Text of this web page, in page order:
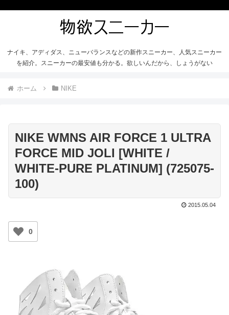
ナイキ、アディダス、ニューバランスなどの新作スニーカー、人気スニーカー
を紹介。スニーカーの最安値も分かる。欲しいんだから、しょうがない
ホーム NIKE
NIKE WMNS AIR FORCE 1 ULTRA
FORCE MID JOLI [WHITE /
WHITE-PURE PLATINUM] (725075-
100)
2015.05.04
0